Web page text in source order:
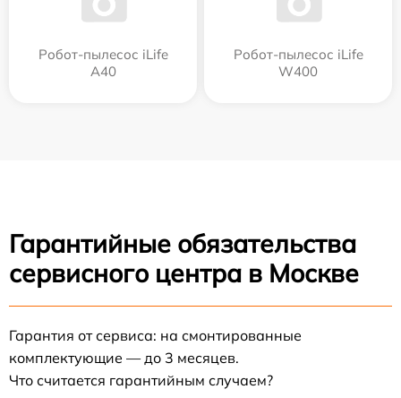
Робот-пылесос iLife
A40
Робот-пылесос iLife
W400
Гарантийные обязательства
сервисного центра в Москве
Гарантия от сервиса: на смонтированные
комплектующие — до 3 месяцев.
Что считается гарантийным случаем?